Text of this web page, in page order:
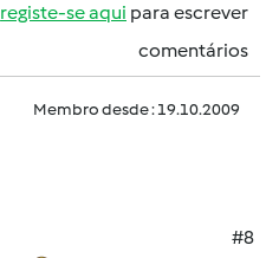
registe-se aqui para escrever
comentários
Membro desde : 19.10.2009
#8